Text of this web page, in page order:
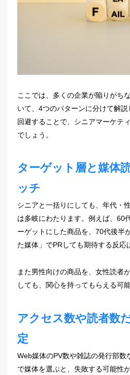
ここでは、多くの企業が陥りがち
いて、4つのパターンに分けて解
回避することで、シニアマーケテ
でしょう。
ターゲット層と媒体
ッチ
シニアと一括りにしても、年代・
は多岐にわたります。例えば、60
ーゲットにした商品を、70代後半
た媒体」でPRしても期待する反応
また男性向けの商品を、女性読者
しても、関心を持ってもらえる可
アクセス数や読者数
定
Web媒体のPV数や雑誌の発行部数
で媒体を選ぶと、失敗する可能性